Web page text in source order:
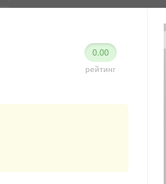
0.00
рейтинг